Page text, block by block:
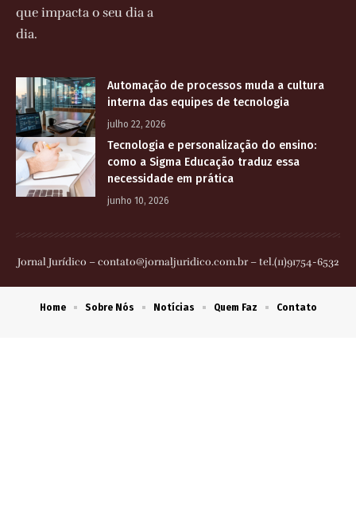
que impacta o seu dia a
dia.
Automação de processos muda a cultura
interna das equipes de tecnologia
julho 22, 2026
Tecnologia e personalização do ensino:
como a Sigma Educação traduz essa
necessidade em prática
junho 10, 2026
Jornal Jurídico –contato@jornaljuridico.com.br– tel.(11)91754-6532
Home Sobre Nós Notícias Quem Faz Contato